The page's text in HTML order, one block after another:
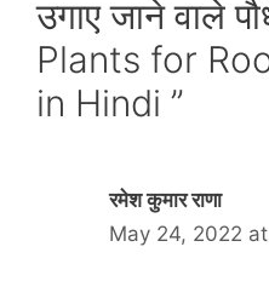
उगाए जाने वाले
Plants for
in Hindi ”
रमेश कुमार राणा
May 24, 2022